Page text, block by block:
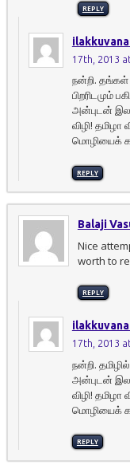
REPLY
17th, 2013
நன்றி. தங்கள்
பிறரிடமும்
அன்புடன்
விழி!
மொழியைக்
REPLY
Balaji
Nice
worth to
REPLY
17th, 2013
நன்றி.
அன்புடன்
விழி!
மொழியைக்
REPLY